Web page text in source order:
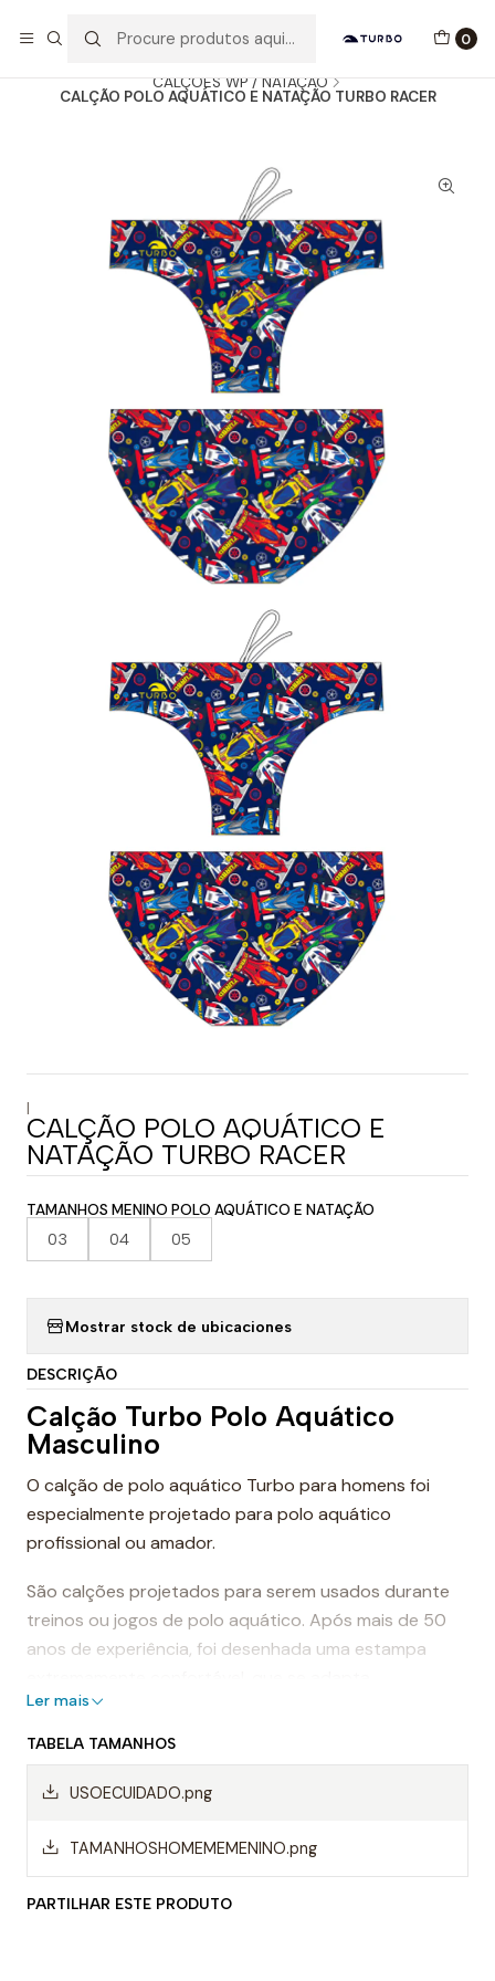
0
CALÇÕES WP / NATAÇÃO
CALÇÃO POLO AQUÁTICO E NATAÇÃO TURBO RACER
|
CALÇÃO POLO AQUÁTICO E
NATAÇÃO TURBO RACER
TAMANHOS MENINO POLO AQUÁTICO E NATAÇÃO
03 04 05
Mostrar stock de ubicaciones
DESCRIÇÃO
Calção Turbo Polo Aquático
Masculino
O calção de polo aquático Turbo para homens foi
especialmente projetado para polo aquático
profissional ou amador.
São calções projetados para serem usados durante
treinos ou jogos de polo aquático. Após mais de 50
anos de experiência, foi desenhada uma estampa
perfeitamente ao corpo, proporcionando conforto e
sensação de leveza.
Dessa forma, os calções de polo aquático facilitam a
permitindo um movimento mais rápido ao nadar.
Ler mais
TABELA TAMANHOS
USOECUIDADO.png
TAMANHOSHOMEMEMENINO.png
PARTILHAR ESTE PRODUTO